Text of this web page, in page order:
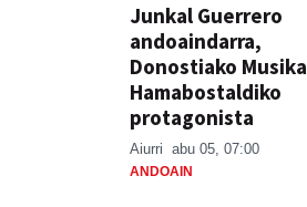
Junkal Guerrero
andoaindarra,
Donostiako Musika
Hamabostaldiko
protagonista
Aiurri abu 05, 07:00
ANDOAIN